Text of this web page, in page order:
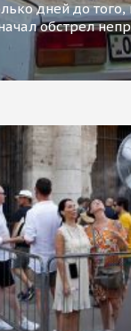
дней до того,
обстрел